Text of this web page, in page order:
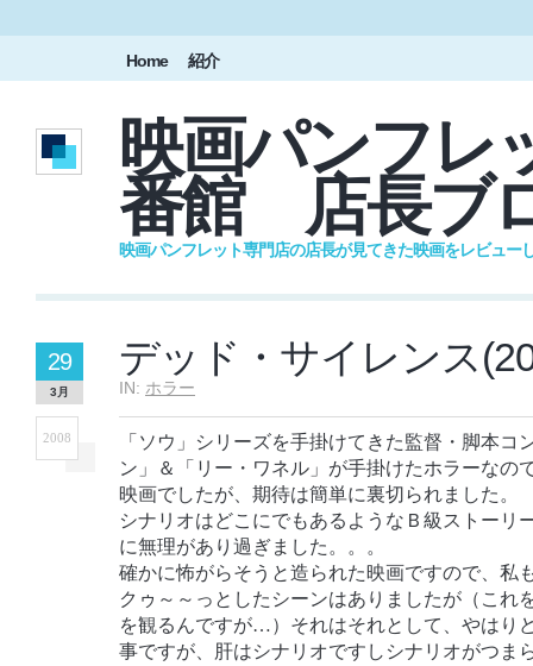
Home 紹介
映画パンフレ
番館 店長ブ
映画パンフレット専門店の店長が見てきた映画をレビュー
デッド・サイレンス
IN: ホラー
29
3月
2008
「ソウ」シリーズを手掛けてきた監督・脚本コ
ン」＆「リー・ワネル」が手掛けたホラーなの
映画でしたが、期待は簡単に裏切られました。
シナリオはどこにでもあるようなＢ級ストーリ
に無理があり過ぎました。。。
確かに怖がらそうと造られた映画ですので、私
クゥ～～っとしたシーンはありましたが（これ
を観るんですが…）それはそれとして、やはり
事ですが、肝はシナリオですしシナリオがつま